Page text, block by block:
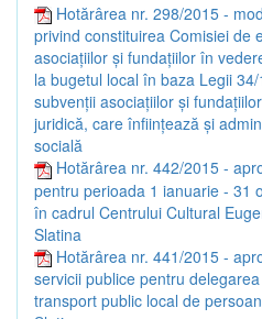
Hotărârea nr. 298/2015 -
privind constituirea Comisiei de
asociațiilor și fundațiilor în
la bugetul local în baza Legii
subvenții asociațiilor și
juridică, care înființează și
socială
Hotărârea nr. 442/2015 -
pentru perioada 1 ianuarie - 31
în cadrul Centrului Cultural
Slatina
Hotărârea nr. 441/2015 -
servicii publice pentru
transport public local de